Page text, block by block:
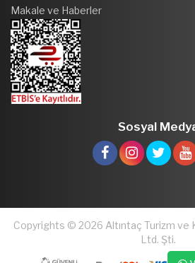
Makale ve Haberler
Sosyal
Copyrights © 2026 Altıntaç Turizm ve
Ltd. Şti.